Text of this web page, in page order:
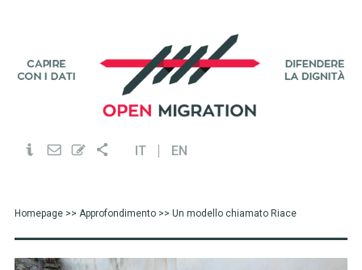
IT EN
Homepage>> Approfondimento>> Un modello chiamato Riace